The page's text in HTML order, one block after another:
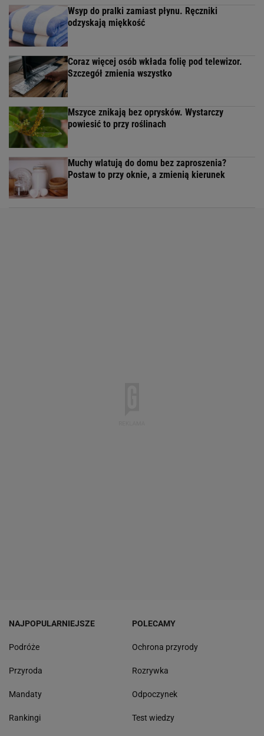
Wsyp do pralki zamiast płynu. Ręczniki
odzyskają miękkość
Coraz więcej osób wkłada folię pod telewizor.
Szczegół zmienia wszystko
Mszyce znikają bez oprysków. Wystarczy
powiesić to przy roślinach
Muchy wlatują do domu bez zaproszenia?
Postaw to przy oknie, a zmienią kierunek
NAJPOPULARNIEJSZE
Podróże
Przyroda
Mandaty
Rankingi
POLECAMY
Ochrona przyrody
Rozrywka
Odpoczynek
Test wiedzy